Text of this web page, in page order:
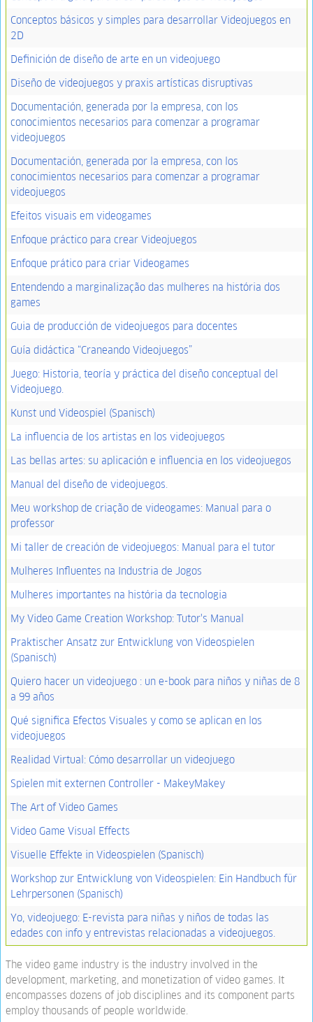
Conceptos básicos y simples para desarrollar Videojuegos en
2D
Definición de diseño de arte en un videojuego
Diseño de videojuegos y praxis artísticas disruptivas
Documentación, generada por la empresa, con los
conocimientos necesarios para comenzar a programar
videojuegos
Documentación, generada por la empresa, con los
conocimientos necesarios para comenzar a programar
videojuegos
Efeitos visuais em videogames
Enfoque práctico para crear Videojuegos
Enfoque prático para criar Videogames
Entendendo a marginalização das mulheres na história dos
games
Guia de producción de videojuegos para docentes
Guía didáctica “Craneando Videojuegos”
Juego: Historia, teoría y práctica del diseño conceptual del
Videojuego.
Kunst und Videospiel (Spanisch)
La influencia de los artistas en los videojuegos
Las bellas artes: su aplicación e influencia en los videojuegos
Manual del diseño de videojuegos.
Meu workshop de criação de videogames: Manual para o
professor
Mi taller de creación de videojuegos: Manual para el tutor
Mulheres Influentes na Industria de Jogos
Mulheres importantes na história da tecnologia
My Video Game Creation Workshop: Tutor's Manual
Praktischer Ansatz zur Entwicklung von Videospielen
(Spanisch)
Quiero hacer un videojuego : un e-book para niños y niñas de 8
a 99 años
Qué significa Efectos Visuales y como se aplican en los
videojuegos
Realidad Virtual: Cómo desarrollar un videojuego
Spielen mit externen Controller - MakeyMakey
The Art of Video Games
Video Game Visual Effects
Visuelle Effekte in Videospielen (Spanisch)
Workshop zur Entwicklung von Videospielen: Ein Handbuch für
Lehrpersonen (Spanisch)
Yo, videojuego: E-revista para niñas y niños de todas las
edades con info y entrevistas relacionadas a videojuegos.
The video game industry is the industry involved in the
development, marketing, and monetization of video games. It
encompasses dozens of job disciplines and its component parts
employ thousands of people worldwide.